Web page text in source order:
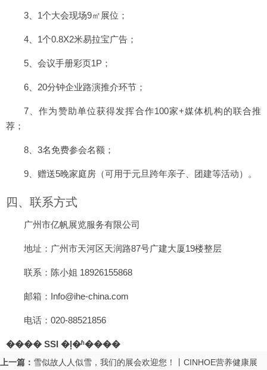
3、1个大会现场9㎡展位；
4、1个0.8X2米易拉宝广告；
5、会议手册彩页1P；
6、20分钟企业路演推介环节；
7、作为赞助单位获得发挥合作100家+媒体机构的联合推
荐；
8、3名免费参会名额；
9、赠送5晚家庭房（可用于元旦跨年亲子、团建等活动）。
四、联系方式
广州市亿帆展览服务有限公司
地址：广州市天河区天润路87号广建大厦19楼整层
联系：陈小姐 18926155868
邮箱：Info@ihe-china.com
电话：020-88521856
���� SSI �ļ�ʱ����
上一篇： 雪似故人人似雪，我们的展会欢迎您！丨CINHOE营养健康展